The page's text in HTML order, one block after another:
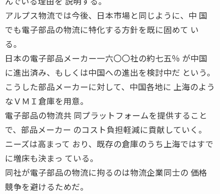
アルプス物流では今後、日本市場と同じように、中 国
でも電子部品の物流に特化する方針を既に固めて い
る。
日本の電子部品メーカー一六〇〇社の約七五％ が中国
に進出済み、もしくは中国への進出を検討中だ という。
こうした部品メーカーに対して、中国各地に 上海のよう
なＶＭＩ倉庫を用意。
電子部品の物流共 同プラットフォームを提供すること
で、部品メーカー のコスト負担軽減に貢献していく。
ニーズは高まって おり、既存の倉庫のうち上海ではすで
に増床も決まっ ている。
同社が電子部品の物流に拘るのは物流企業同士の 価格
競争を避けるためだ。